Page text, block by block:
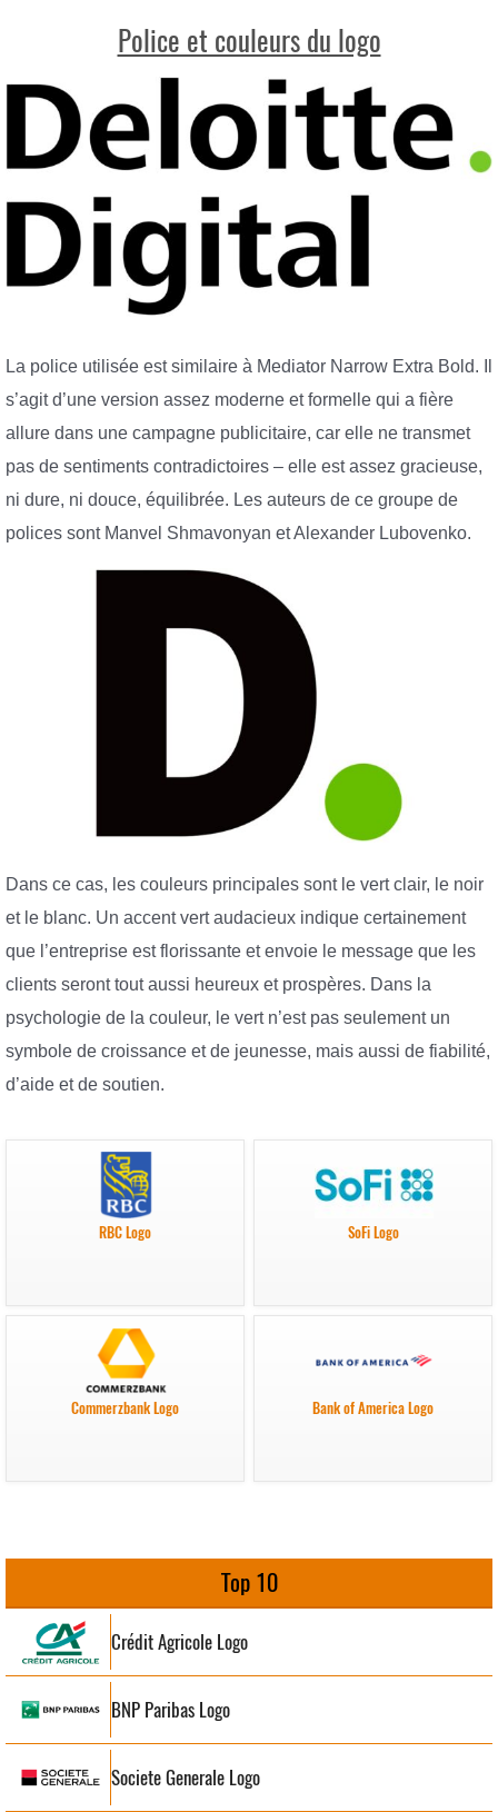
Police et couleurs du logo
La police utilisée est similaire à Mediator Narrow Extra Bold. Il
s’agit d’une version assez moderne et formelle qui a fière
allure dans une campagne publicitaire, car elle ne transmet
pas de sentiments contradictoires – elle est assez gracieuse,
ni dure, ni douce, équilibrée. Les auteurs de ce groupe de
polices sont Manvel Shmavonyan et Alexander Lubovenko.
Dans ce cas, les couleurs principales sont le vert clair, le noir
et le blanc. Un accent vert audacieux indique certainement
que l’entreprise est florissante et envoie le message que les
clients seront tout aussi heureux et prospères. Dans la
psychologie de la couleur, le vert n’est pas seulement un
symbole de croissance et de jeunesse, mais aussi de fiabilité,
d’aide et de soutien.
RBC Logo SoFi Logo
Commerzbank Logo Bank of America Logo
Top 10
Crédit Agricole Logo
BNP Paribas Logo
Societe Generale Logo